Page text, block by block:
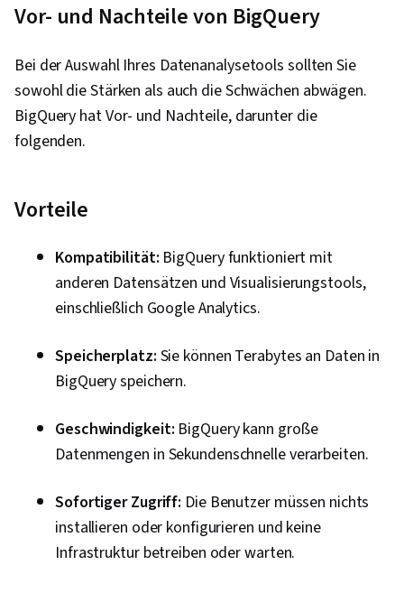
Bereinigung von Daten, Daten-Storytelling,
Objektorientierte Programmierung (OOP),
Datenanalyse, Daten-Strukturen, Präsentation
der Daten, LinkedIn, Web-Präsenz, Stichproben
Programmierung, Datenmanipulation,
Analytische Fähigkeiten, SQL, Datengestützte
Entscheidungsfindung, Gemeinsame Nutzung
Tableau-Software, Qualität der Daten,
Datenumwandlung, Integrität der Daten,
Engineering Tools, Google Gemini, Generative
KI, Schnelles Engineering, KI-Kenntnisse,
Management, Dashboard, Analyse,
Kommunikations-Strategien,
Unternehmensanalyse, Engagement der
Vor- und Nachteile von BigQuery
Bei der Auswahl Ihres Datenanalysetools sollten Sie
sowohl die Stärken als auch die Schwächen abwägen.
BigQuery hat Vor- und Nachteile, darunter die
folgenden.
Vorteile
Kompatibilität: BigQuery funktioniert mit
anderen Datensätzen und Visualisierungstools,
einschließlich Google Analytics.
Speicherplatz: Sie können Terabytes an Daten in
BigQuery speichern.
Geschwindigkeit: BigQuery kann große
Datenmengen in Sekundenschnelle verarbeiten.
Sofortiger Zugriff: Die Benutzer müssen nichts
installieren oder konfigurieren und keine
Infrastruktur betreiben oder warten.